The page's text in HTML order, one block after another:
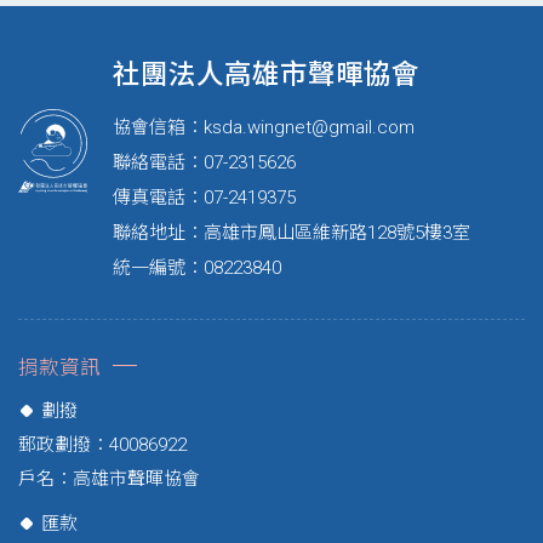
社團法人高雄市聲暉協會
協會信箱： ksda.wingnet@gmail.com
聯絡電話：07-2315626
傳真電話：07-2419375
聯絡地址：高雄市鳳山區維新路128號5樓3室
統一編號：08223840
捐款資訊
劃撥
郵政劃撥：40086922
戶名：高雄市聲暉協會
匯款